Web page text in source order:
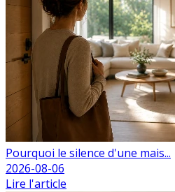
Pourquoi le silence d'une mais...
2026-08-06
Lire l'article